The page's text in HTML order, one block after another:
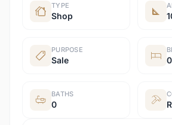
TYPE
Shop
PURPOSE
Sale 0
BATHS
0